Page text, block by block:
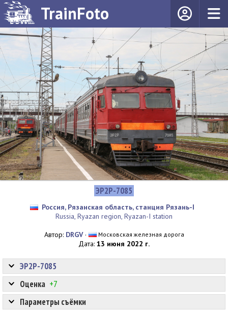
TrainFoto
ЭР2Р-7085
Россия, Рязанская область, станция Рязань-I
Russia, Ryazan region, Ryazan-I station
Автор: DRGV· Московская железная дорога
Дата: 13 июня 2022 г.
Оценка +7
ЭР2Р-7085
Параметры съёмки